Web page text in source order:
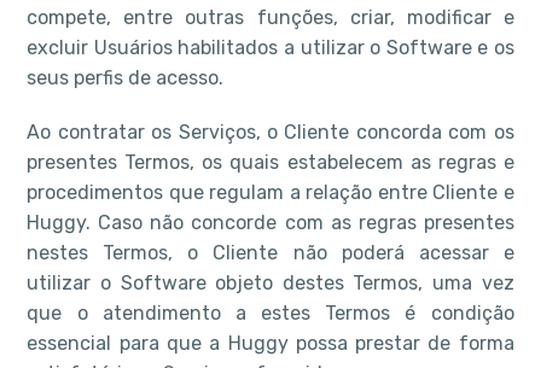
compete, entre outras funções, criar, modificar e
excluir Usuários habilitados a utilizar o Software e os
seus perfis de acesso.
Ao contratar os Serviços, o Cliente concorda com os
presentes Termos, os quais estabelecem as regras e
procedimentos que regulam a relação entre Cliente e
Huggy. Caso não concorde com as regras presentes
nestes Termos, o Cliente não poderá acessar e
utilizar o Software objeto destes Termos, uma vez
que o atendimento a estes Termos é condição
essencial para que a Huggy possa prestar de forma